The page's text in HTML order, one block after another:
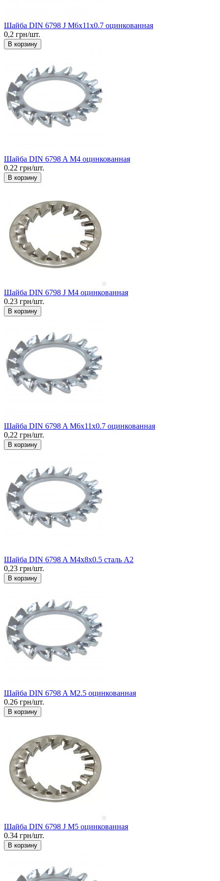
Шайба DIN 6798 J М6x11x0.7 оцинкованная
0,2 грн/шт.
В корзину
Шайба DIN 6798 A М4 оцинкованная
0.22 грн/шт.
В корзину
Шайба DIN 6798 J М4 оцинкованная
0.23 грн/шт.
В корзину
Шайба DIN 6798 A М6x11x0.7 оцинкованная
0,22 грн/шт.
В корзину
Шайба DIN 6798 A М4x8x0.5 сталь А2
0,23 грн/шт.
В корзину
Шайба DIN 6798 A М2.5 оцинкованная
0.26 грн/шт.
В корзину
Шайба DIN 6798 J М5 оцинкованная
0.34 грн/шт.
В корзину